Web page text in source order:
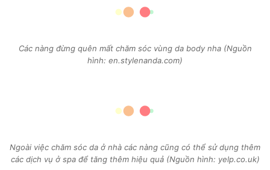
Các nàng đừng quên mất chăm sóc vùng da body nha (Nguồn
hình: en.stylenanda.com)
Ngoài việc chăm sóc da ở nhà các nàng cũng có thể sử dụng thêm
các dịch vụ ở spa để tăng thêm hiệu quả (Nguồn hình: yelp.co.uk)